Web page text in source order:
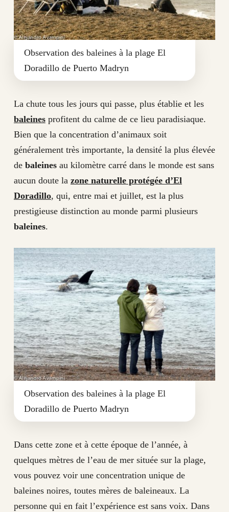
Observation des baleines à la plage El
Doradillo de Puerto Madryn
La chute tous les jours qui passe, plus établie et les
baleinesprofitent du calme de ce lieu paradisiaque.
Bien que la concentration d’animaux soit
généralement très importante, la densité la plus élevée
de baleinesau kilomètre carré dans le monde est sans
aucun doute la zone naturelle protégée d’El
Doradillo, qui, entre mai et juillet, est la plus
prestigieuse distinction au monde parmi plusieurs
baleines.
Observation des baleines à la plage El
Doradillo de Puerto Madryn
Dans cette zone et à cette époque de l’année, à
quelques mètres de l’eau de mer située sur la plage,
vous pouvez voir une concentration unique de
baleines noires, toutes mères de baleineaux. La
personne qui en fait l’expérience est sans voix. Dans